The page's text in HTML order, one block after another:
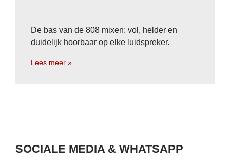
De bas van de 808 mixen: vol, helder en
duidelijk hoorbaar op elke luidspreker.
Lees meer »
SOCIALE MEDIA & WHATSAPP